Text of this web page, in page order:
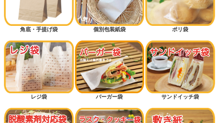
角底・手提げ袋 個別包装紙袋 ポリ袋
レジ袋 バーガー袋 サンドイッチ袋